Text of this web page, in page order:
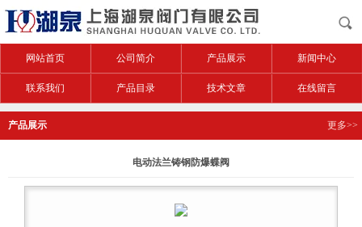
网站首页 公司简介 产品展示 新闻中心
联系我们 产品目录 技术文章 在线留言
产品展示 更多>>
电动法兰铸钢防爆蝶阀